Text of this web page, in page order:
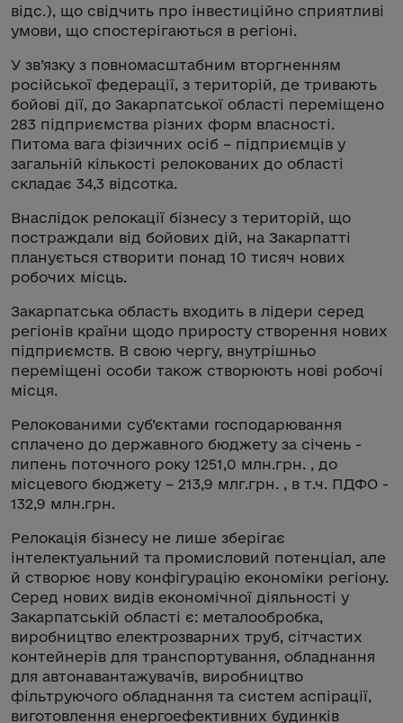
відс.), що свідчить про інвестиційно сприятливі
умови, що спостерігаються в регіоні.
У зв’язку з повномасштабним вторгненням
російської федерації, з територій, де тривають
бойові дії, до Закарпатської області переміщено
283 підприємства різних форм власності.
Питома вага фізичних осіб – підприємців у
загальній кількості релокованих до області
складає 34,3 відсотка.
Внаслідок релокації бізнесу з територій, що
постраждали від бойових дій, на Закарпатті
планується створити понад 10 тисяч нових
робочих місць.
Закарпатська область входить в лідери серед
регіонів країни щодо приросту створення нових
підприємств. В свою чергу, внутрішньо
переміщені особи також створюють нові робочі
місця.
Релокованими суб’єктами господарювання
сплачено до державного бюджету за січень -
липень поточного року 1251,0 млн.грн. , до
місцевого бюджету – 213,9 млг.грн. , в т.ч. ПДФО -
132,9 млн.грн.
Релокація бізнесу не лише зберігає
інтелектуальний та промисловий потенціал, але
й створює нову конфігурацію економіки регіону.
Серед нових видів економічної діяльності у
Закарпатській області є: металообробка,
виробництво електрозварних труб, сітчастих
контейнерів для транспортування, обладнання
для автонавантажувачів, виробництво
фільтруючого обладнання та систем аспірації,
виготовлення енергоефективних будинків